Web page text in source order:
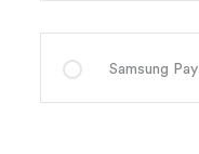
Samsung Pay